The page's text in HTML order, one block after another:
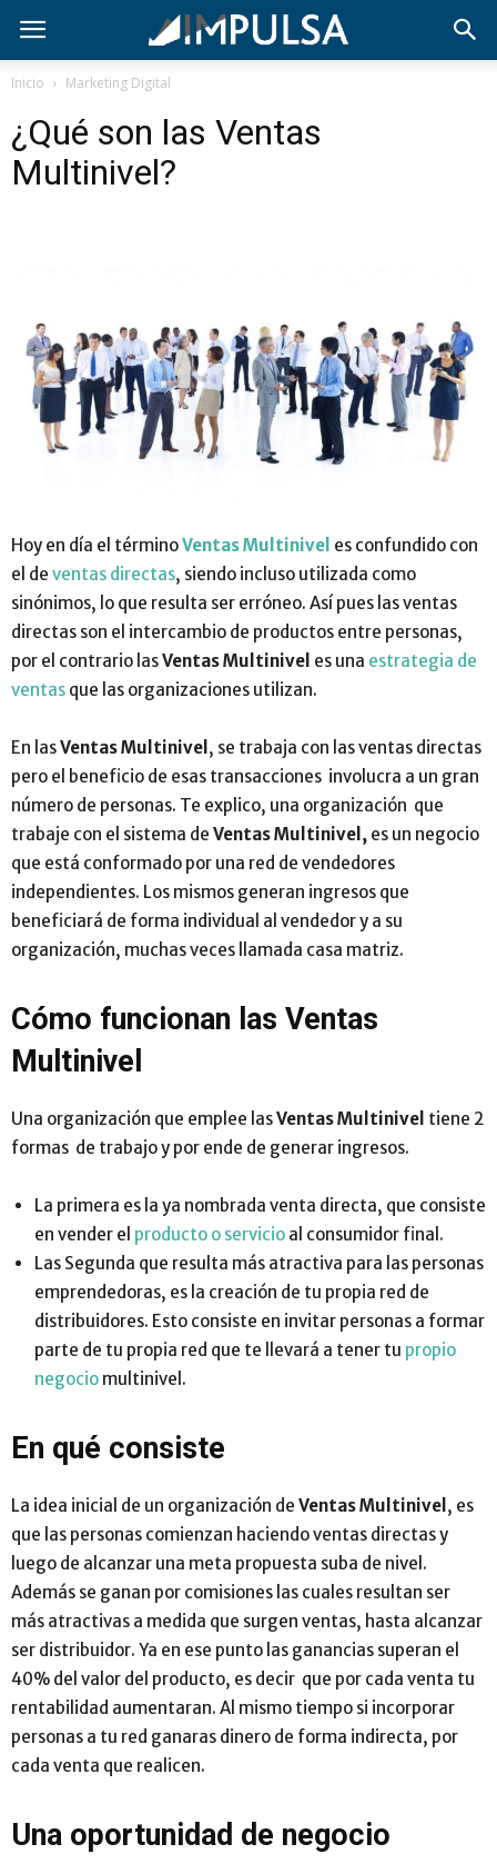
Inicio Marketing Digital
¿Qué son las Ventas
Multinivel?
Hoy en día el términoVentas Multinivel es confundido con
el de ventas directas, siendo incluso utilizada como
sinónimos, lo que resulta ser erróneo. Así pues las ventas
directas son el intercambio de productos entre personas,
por el contrario lasVentas Multinivel es una estrategia de
ventas que las organizaciones utilizan.
En lasVentas Multinivel , se trabaja con las ventas directas
pero el beneficio de esas transacciones involucra a un gran
número de personas. Te explico, una organización que
trabaje con el sistema de Ventas Multinivel, es un negocio
que está conformado por una red de vendedores
independientes. Los mismos generan ingresos que
beneficiará de forma individual al vendedor y a su
organización, muchas veces llamada casa matriz.
Cómo funcionan las Ventas
Multinivel
Una organización que emplee lasVentas Multinivel tiene 2
formas de trabajo y por ende de generar ingresos.
La primera es la ya nombrada venta directa, que consiste
en vender el producto o servicio al consumidor final.
Las Segunda que resulta más atractiva para las personas
emprendedoras, es la creación de tu propia red de
distribuidores. Esto consiste en invitar personas a formar
parte de tu propia red que te llevará a tener tu propio
negocio multinivel.
En qué consiste
La idea inicial de un organización de Ventas Multinivel , es
que las personas comienzan haciendo ventas directas y
luego de alcanzar una meta propuesta suba de nivel.
Además se ganan por comisiones las cuales resultan ser
más atractivas a medida que surgen ventas, hasta alcanzar
ser distribuidor. Ya en ese punto las ganancias superan el
40% del valor del producto, es decir que por cada venta tu
rentabilidad aumentaran. Al mismo tiempo si incorporar
personas a tu red ganaras dinero de forma indirecta, por
cada venta que realicen.
Una oportunidad de negocio